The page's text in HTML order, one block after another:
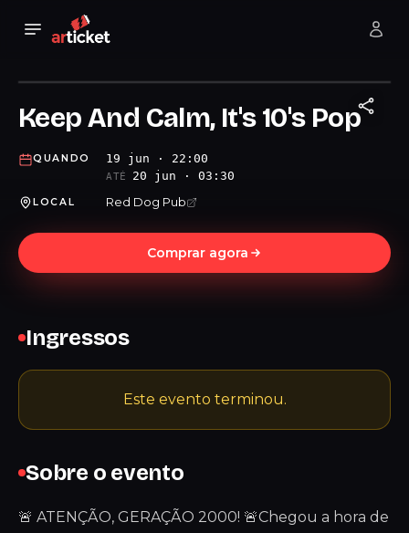
Keep And Calm, It's 10's Pop
QUANDO 19 jun · 22:00
ATÉ 20 jun · 03:30
LOCAL Red Dog Pub
Comprar agora
Sobre o evento
🚨 ATENÇÃO, GERAÇÃO 2000! 🚨Chegou a hora de
Ingressos
Este evento terminou.